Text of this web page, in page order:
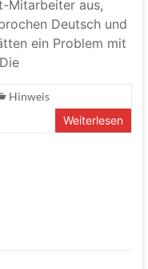
Mitarbeiter aus,
Deutsch und
ein Problem mit
Hinweis
Weiterlesen